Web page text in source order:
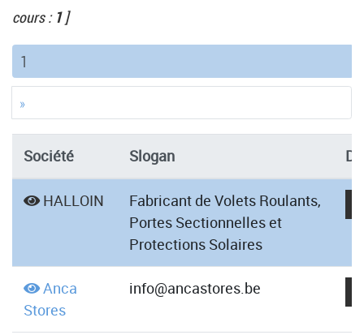
cours : 1]
1
»
Société Slogan
HALLOIN
Fabricant de Volets Roulants,
Portes Sectionnelles et
Protections Solaires
Anca
Stores
info@ancastores.be